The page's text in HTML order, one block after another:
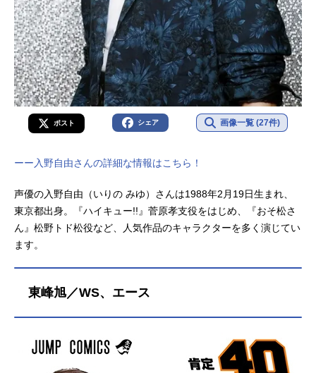
ポスト シェア 画像一覧 (27件)
ーー入野自由さんの詳細な情報はこちら！
声優の入野自由（いりの みゆ）さんは1988年2月19日生まれ、
東京都出身。『ハイキュー!!』菅原孝支役をはじめ、『おそ松さ
ん』松野トド松役など、人気作品のキャラクターを多く演じてい
ます。
東峰旭／WS、エース